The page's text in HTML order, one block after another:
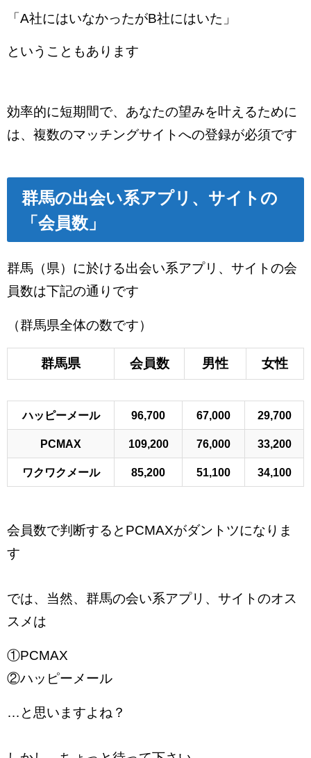
「A社にはいなかったがB社にはいた」
ということもあります
効率的に短期間で、あなたの望みを叶えるために
は、複数のマッチングサイトへの登録が必須です
群馬の出会い系アプリ、サイトの
「会員数」
群馬（県）に於ける出会い系アプリ、サイトの会
員数は下記の通りです
（群馬県全体の数です）
群馬県 会員数 男性 女性
ハッピーメール 96,700 67,000 29,700
PCMAX 109,200 76,000 33,200
ワクワクメール 85,200 51,100 34,100
会員数で判断するとPCMAXがダントツになりま
す
では、当然、群馬の会い系アプリ、サイトのオス
スメは
①PCMAX
②ハッピーメール
…と思いますよね？